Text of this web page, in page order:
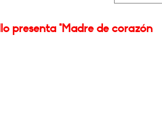
presenta "Madre de corazón